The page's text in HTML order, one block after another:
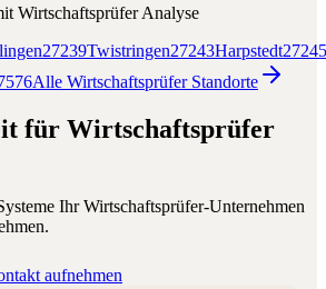
WirtschaftsprüferAnalyse
27239Twistringen27243Harpstedt27245
Alle WirtschaftsprüferStandorte
für Wirtschaftsprüfer
IhrWirtschaftsprüfer-Unternehmen
aufnehmen